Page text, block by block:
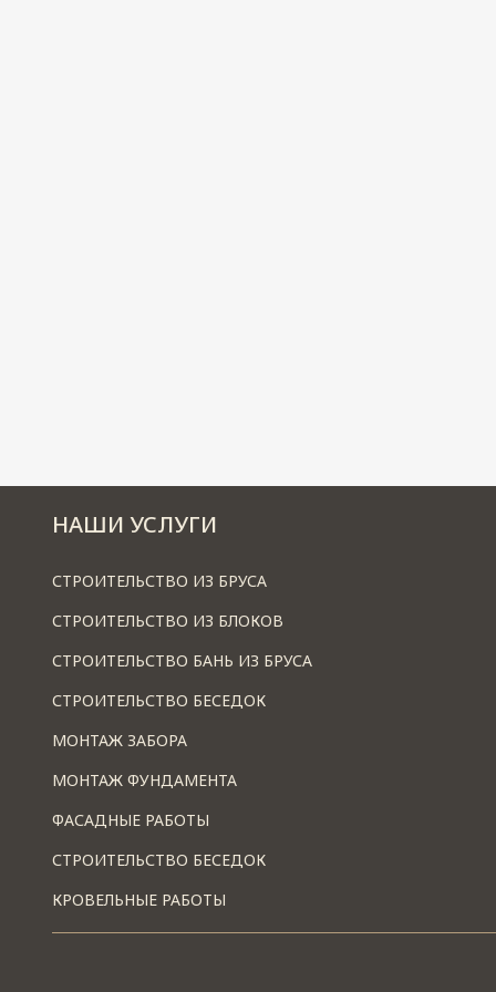
НАШИ УСЛУГИ
СТРОИТЕЛЬСТВО ИЗ БРУСА
СТРОИТЕЛЬСТВО ИЗ БЛОКОВ
СТРОИТЕЛЬСТВО БАНЬ ИЗ БРУСА
СТРОИТЕЛЬСТВО БЕСЕДОК
МОНТАЖ ЗАБОРА
МОНТАЖ ФУНДАМЕНТА
ФАСАДНЫЕ РАБОТЫ
СТРОИТЕЛЬСТВО БЕСЕДОК
КРОВЕЛЬНЫЕ РАБОТЫ